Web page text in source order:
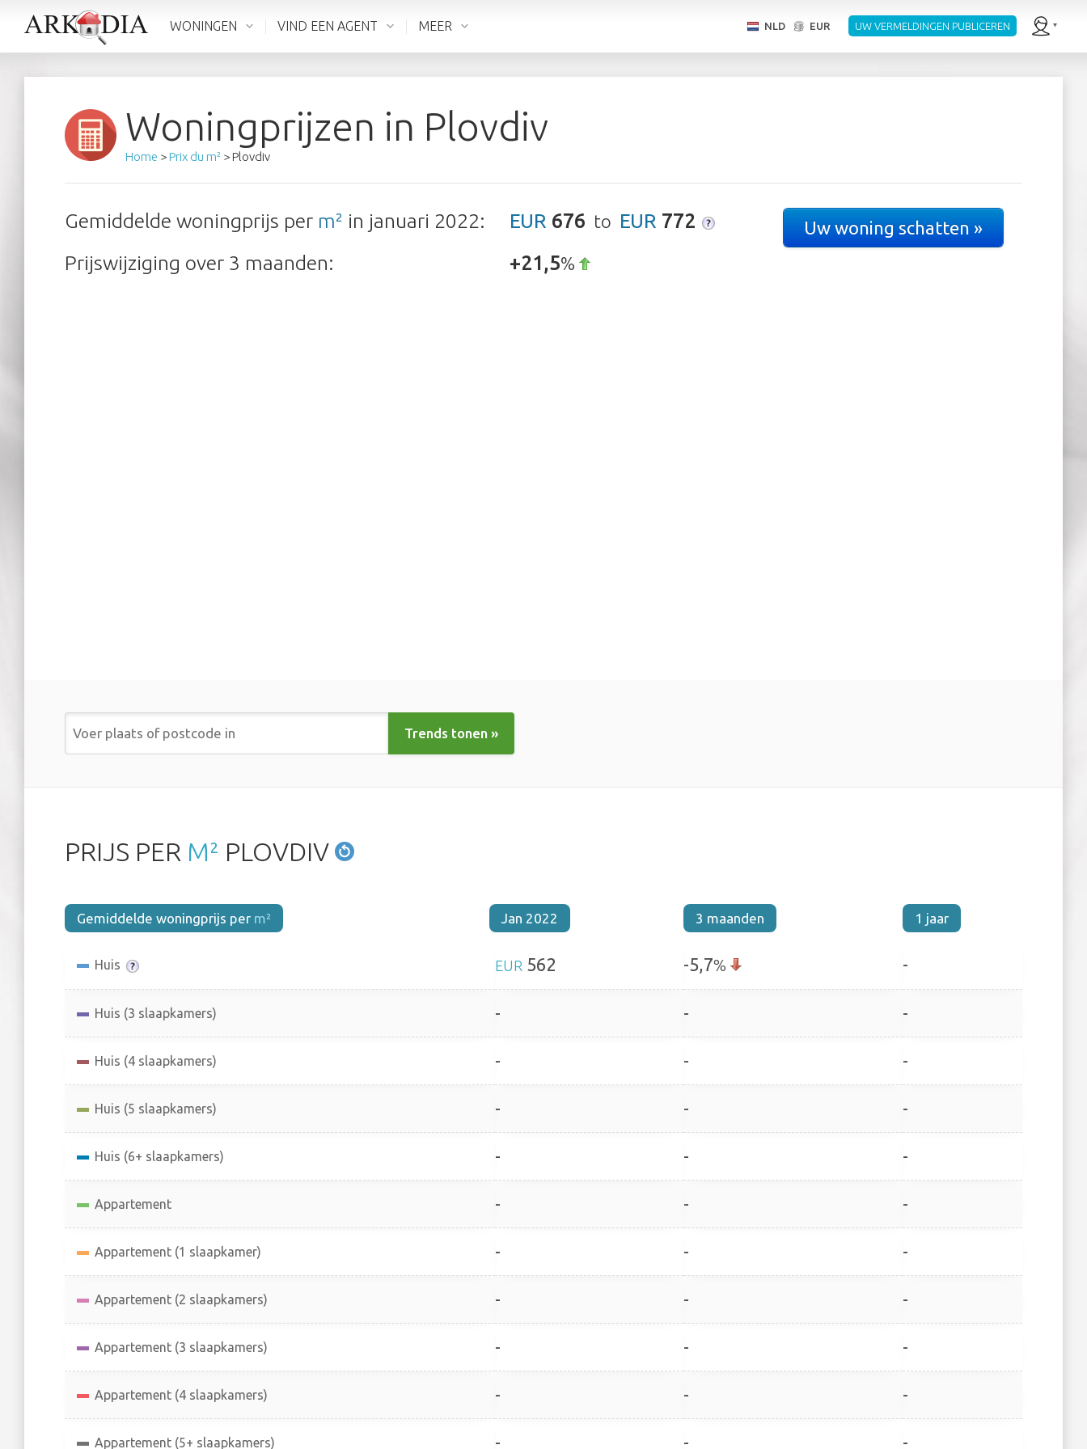
WONINGEN VIND EEN AGENT MEER NLD EUR UW VERMELDINGEN PUBLICEREN
Woningprijzen in Plovdiv
Home > Prix du m² > Plovdiv
Gemiddelde woningprijs per m² in januari 2022: EUR 676 to EUR 772
Prijswijziging over 3 maanden:
+21,5%
Uw woning schatten »
Trends tonen »
PRIJS PER M² PLOVDIV
Gemiddelde woningprijs per m² Jan 2022 3 maanden 1 jaar
Huis EUR 562 -5,7% -
Huis (3 slaapkamers) - - -
Huis (4 slaapkamers) - - -
Huis (5 slaapkamers) - - -
Huis (6+ slaapkamers) - - -
Appartement - - -
Appartement (1 slaapkamer) - - -
Appartement (2 slaapkamers) - - -
Appartement (3 slaapkamers) - - -
Appartement (4 slaapkamers) - - -
Appartement (5+ slaapkamers) - - -